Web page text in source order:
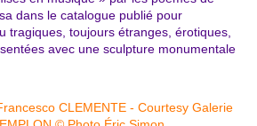
dans le catalogue publié pour
tragiques, toujours étranges, érotiques,
avec une sculpture monumentale